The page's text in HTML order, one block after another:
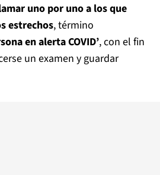
uno por uno a los que
estrechos, término
en alerta COVID’, con el fin
un examen y guardar